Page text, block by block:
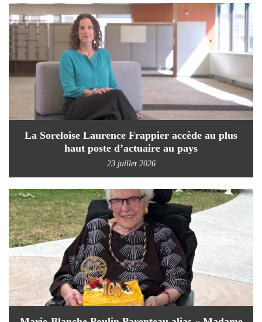
La Soreloise Laurence Frappier accède au plus
haut poste d’actuaire au pays
23 juillet 2026